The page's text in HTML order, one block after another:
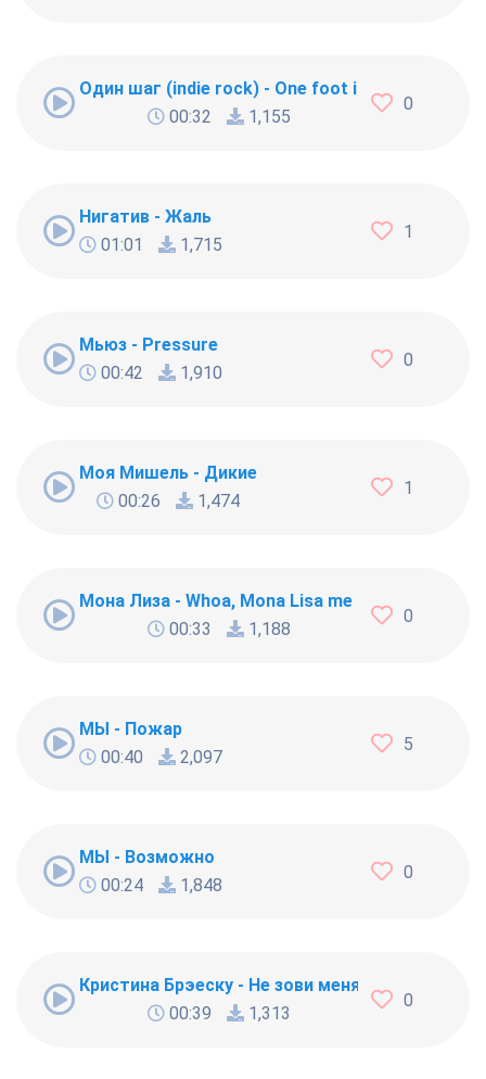
Один шаг (indie rock) - One foot in front шаг
00:32
1,155
0
Нигатив - Жаль
01:01
1,715
1
Мьюз - Pressure
00:42
1,910
0
Моя Мишель - Дикие
00:26
1,474
1
Мона Лиза - Whoa, Mona Lisa me I'm right And
00:33
1,188
0
МЫ - Пожар
00:40
2,097
5
МЫ - Возможно
00:24
1,848
0
Кристина Брэеску - Не зови меня
00:39
1,313
0